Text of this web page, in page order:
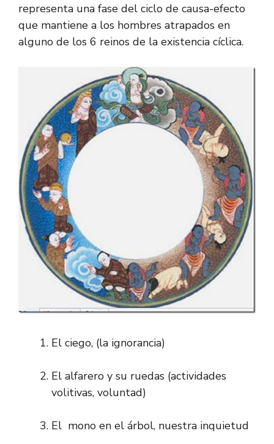
representa una fase del ciclo de causa-efecto
que mantiene a los hombres atrapados en
alguno de los 6 reinos de la existencia cíclica.
El ciego, (la ignorancia)
El alfarero y su ruedas (actividades
volitivas, voluntad)
El mono en el árbol, nuestra inquietud